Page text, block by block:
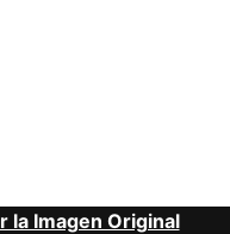
la Imagen Original